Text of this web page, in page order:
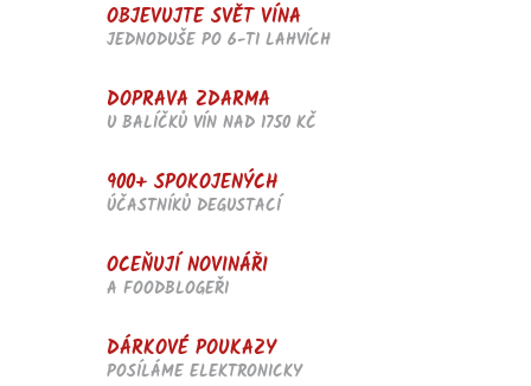
u
OBJEVUJTE SVĚT VÍNA
JEDNODUŠE PO 6-TI LAHVÍCH
DOPRAVA ZDARMA
U BALÍČKŮ VÍN NAD 1750 KČ
900+ SPOKOJENÝCH
ÚČASTNÍKŮ DEGUSTACÍ
OCEŇUJÍ NOVINÁŘI
A FOODBLOGEŘI
DÁRKOVÉ POUKAZY
POSÍLÁME ELEKTRONICKY